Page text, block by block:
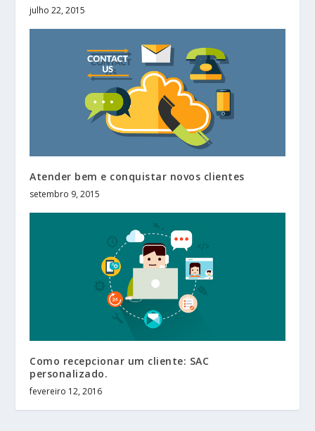
julho 22, 2015
Atender bem e conquistar novos clientes
setembro 9, 2015
Como recepcionar um cliente: SAC
personalizado.
fevereiro 12, 2016